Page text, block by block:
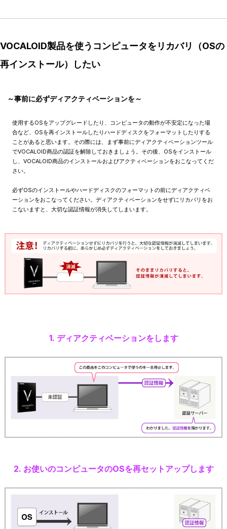
VOCALOID製品を使うコンピュータをリカバリ（OSの
再インストール）したい
～事前に必ずディアクティベーションを～
使用するOSをアップグレードしたり、コンピュータの動作が不安定になった場
合など、OSを再インストールしたりハードディスクをフォーマットしたりする
ことがあると思います。その際には、まず事前にディアクティベーションツール
でVOCALOID商品の認証を解除しておきましょう。その後、OSをインストール
し、VOCALOID商品のインストールおよびアクティベーションをおこなってくだ
さい。
必ずOSのインストールやハードディスクのフォーマットの前にディアクティベ
ーションをおこなってください。ディアクティベーションをせずにリカバリをお
こないますと、大切な認証情報が消失してしまいます。
1. ディアクティベーションをします
2. お使いのコンピュータのOSを再セットアップします